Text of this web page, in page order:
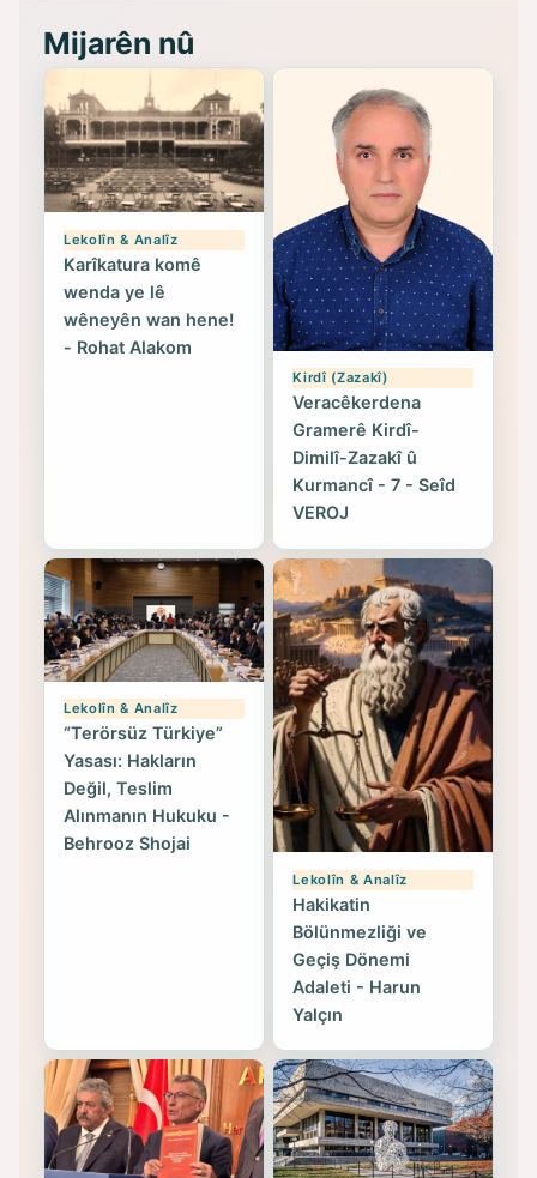
Mijarên nû
Lekolîn & Analîz
Karîkatura komê
wenda ye lê
wêneyên wan hene!
- Rohat Alakom
Kirdî (Zazakî)
Veracêkerdena
Gramerê Kirdî-
Dimilî-Zazakî û
Kurmancî - 7 - Seîd
VEROJ
Lekolîn & Analîz
“Terörsüz Türkiye”
Yasası: Hakların
Değil, Teslim
Alınmanın Hukuku -
Behrooz Shojai
Lekolîn & Analîz
Hakikatin
Bölünmezliği ve
Geçiş Dönemi
Adaleti - Harun
Yalçın